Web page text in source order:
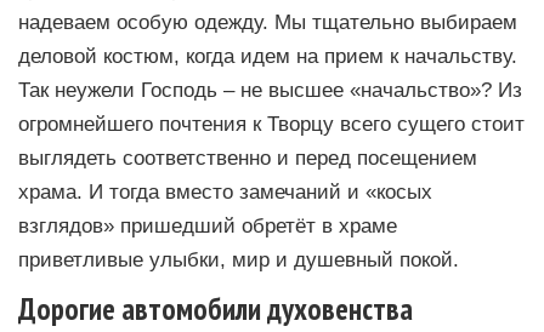
надеваем особую одежду. Мы тщательно выбираем
деловой костюм, когда идем на прием к начальству.
Так неужели Господь – не высшее «начальство»? Из
огромнейшего почтения к Творцу всего сущего стоит
выглядеть соответственно и перед посещением
храма. И тогда вместо замечаний и «косых
взглядов» пришедший обретёт в храме
приветливые улыбки, мир и душевный покой.
Дорогие автомобили духовенства